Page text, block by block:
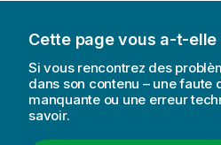
n
Cette page vous a-t-elle
Si vous rencontrez des
dans son contenu – une faute
manquante ou une erreur
savoir.